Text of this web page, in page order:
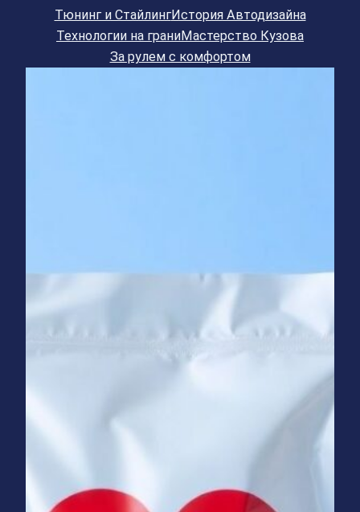
Тюнинг и СтайлингИстория Автодизайна
Технологии на граниМастерство Кузова
За рулем с комфортом